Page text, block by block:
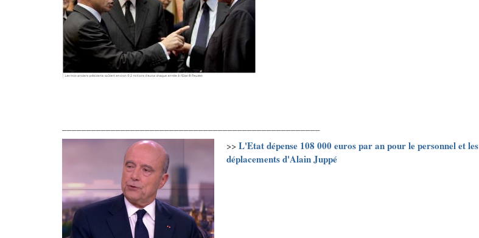
>> L'Etat dépense 108 000 euros par an pour le personnel et les
déplacements d'Alain Juppé